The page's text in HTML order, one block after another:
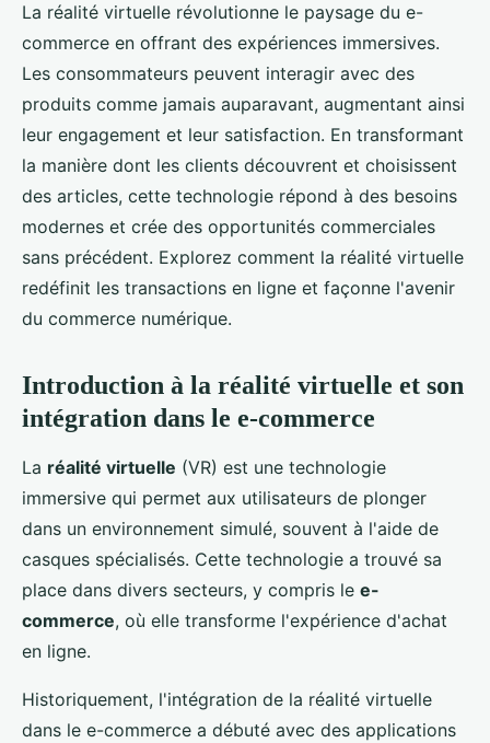
La réalité virtuelle révolutionne le paysage du e-
commerce en offrant des expériences immersives.
Les consommateurs peuvent interagir avec des
produits comme jamais auparavant, augmentant ainsi
leur engagement et leur satisfaction. En transformant
la manière dont les clients découvrent et choisissent
des articles, cette technologie répond à des besoins
modernes et crée des opportunités commerciales
sans précédent. Explorez comment la réalité virtuelle
redéfinit les transactions en ligne et façonne l'avenir
du commerce numérique.
Introduction à la réalité virtuelle et son
intégration dans le e-commerce
La réalité virtuelle (VR) est une technologie
immersive qui permet aux utilisateurs de plonger
dans un environnement simulé, souvent à l'aide de
casques spécialisés. Cette technologie a trouvé sa
place dans divers secteurs, y compris le e-
commerce, où elle transforme l'expérience d'achat
en ligne.
Historiquement, l'intégration de la réalité virtuelle
dans le e-commerce a débuté avec des applications